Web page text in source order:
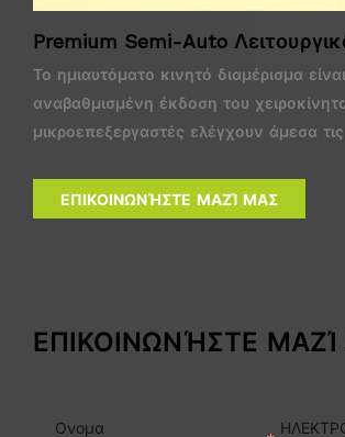
Premium Semi-Auto
Το ημιαυτόματο κινητό διαμέρισμα
αναβαθμισμένη έκδοση του
μικροεπεξεργαστές ελέγχουν άμεσα
μπορεί να μειώσει σημαντικά το βάρος
ΕΠΙΚΟΙΝΩΝΉΣΤΕ ΜΑΖΊ ΜΑΣ
ΕΠΙΚΟΙΝΩΝΉΣΤΕ
Ονομα